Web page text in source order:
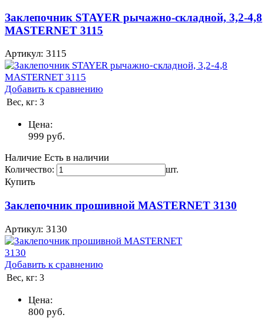
Заклепочник STAYER рычажно-складной, 3,2-4,8
MASTERNET 3115
Артикул: 3115
Добавить к сравнению
Вес, кг: 3
Цена:
999 руб.
Наличие Есть в наличии
Количество: шт.
Купить
Заклепочник прошивной MASTERNET 3130
Артикул: 3130
Добавить к сравнению
Вес, кг: 3
Цена:
800 руб.